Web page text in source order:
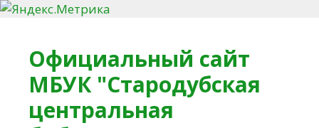
Официальный сайт
МБУК "Стародубская
центральная